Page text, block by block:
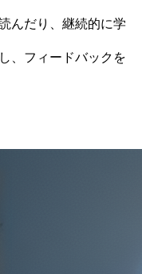
んだり、継続的に学
、フィードバックを